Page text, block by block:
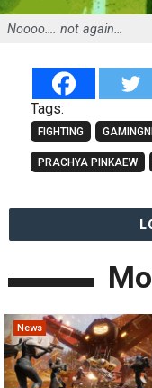
Noooo…. not again…
Tags:
FIGHTING
PRACHYA PINKAEW
News